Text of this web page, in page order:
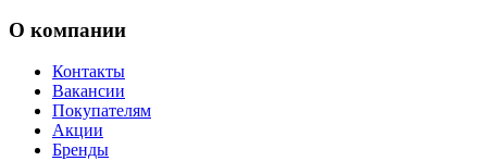
О компании
Контакты
Вакансии
Покупателям
Акции
Бренды